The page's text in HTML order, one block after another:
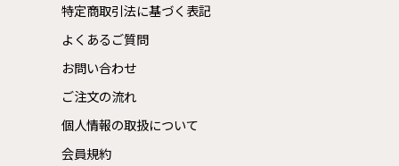
特定商取引法に基づく表記
よくあるご質問
お問い合わせ
ご注文の流れ
個人情報の取扱について
会員規約